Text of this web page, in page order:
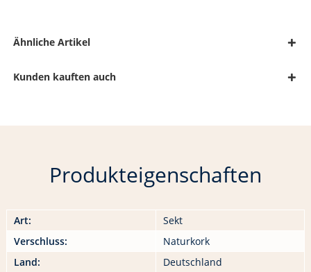
Ähnliche Artikel
Kunden kauften auch
Produkteigenschaften
Art:
Sekt
Verschluss:
Naturkork
Land:
Deutschland